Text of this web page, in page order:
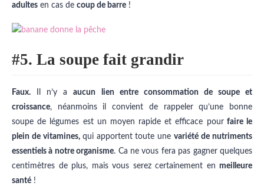
adultes en cas de coup de barre !
#5. La soupe fait grandir
Faux. Il n’y aaucun lien entre consommation de soupe et
croissance, néanmoins il convient de rappeler qu’une bonne
soupe de légumes est un moyen rapide et efficace pourfaire le
plein de vitamines, qui apportent toute unevariété de nutriments
essentiels à notre organisme. Ca ne vous fera pas gagner quelques
centimètres de plus, mais vous serez certainement en meilleure
santé !